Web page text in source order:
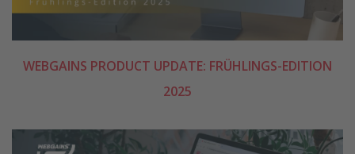
WEBGAINS PRODUCT UPDATE: FRÜHLINGS-EDITION
2025